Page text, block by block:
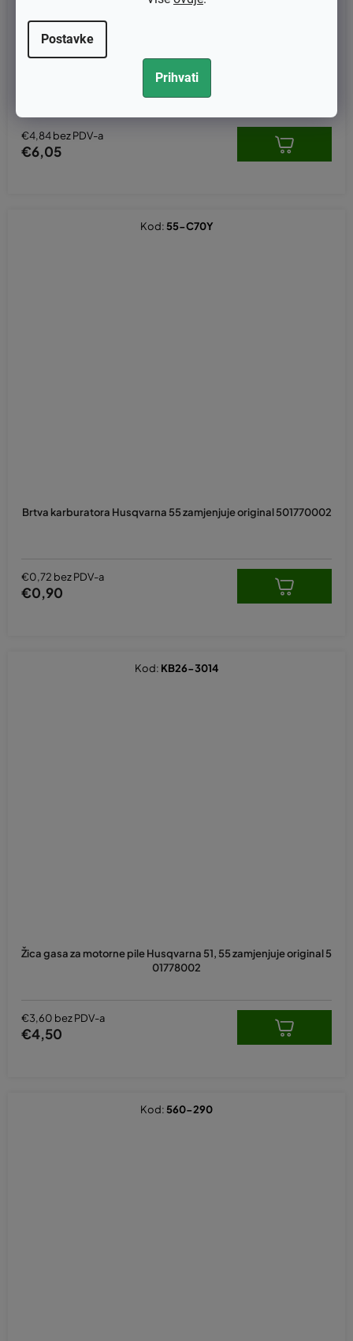
Postavke
Prihvati
Brtve komplet Husqvarna 51 / 55
€4,84 bez PDV-a
€6,05
Brtva karburatora Husqvarna 55 zamjenjuje original 501770002
€0,72 bez PDV-a
€0,90
Kod: 55-C70Y
Žica gasa za motorne pile Husqvarna 51, 55 zamjenjuje original 5
01778002
€3,60 bez PDV-a
€4,50
Kod: KB26-3014
Kod: 560-290